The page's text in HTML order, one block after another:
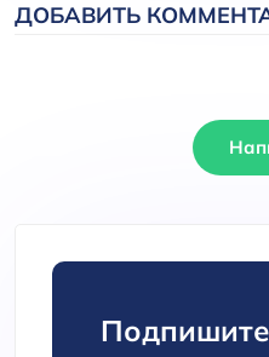
ДОБАВИТЬ